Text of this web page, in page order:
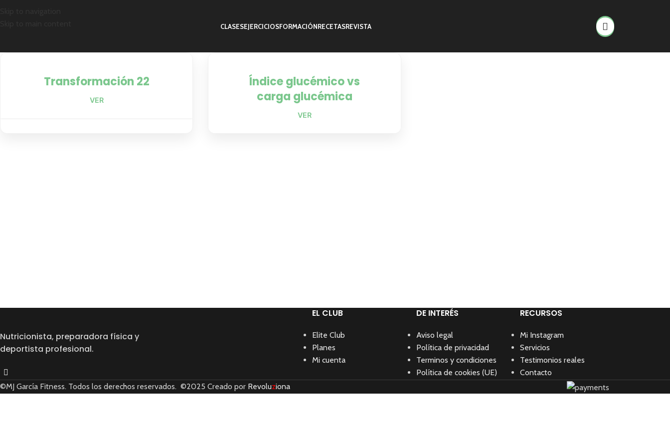
CLASESEJERCICIOSFORMACIÓNRECETASREVISTA
Transformación 22
VER
Índice glucémico vs
carga glucémica
VER
Nutricionista, preparadora física y
deportista profesional.
EL CLUB
Elite Club
Planes
Mi cuenta
DE INTERÉS
Aviso legal
Política de privacidad
Terminos y condiciones
Política de cookies (UE)
RECURSOS
Mi Instagram
Servicios
Testimonios reales
Contacto
©MJ García Fitness. Todos los derechos reservados. ©2025 Creado por Revoluziona